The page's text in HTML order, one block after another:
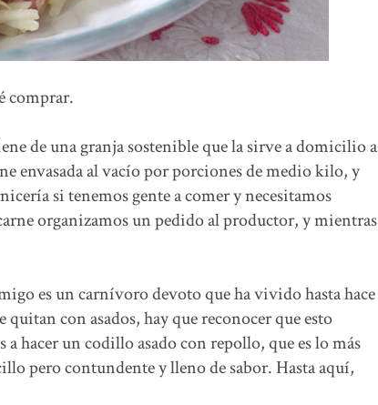
comprar.
de una granja sostenible que la sirve a domicilio a
envasada al vacío por porciones de medio kilo, y
si tenemos gente a comer y necesitamos
organizamos un pedido al productor, y mientras
es un carnívoro devoto que ha vivido hasta hace
con asados, hay que reconocer que esto
hacer un codillo asado con repollo, que es lo más
pero contundente y lleno de sabor. Hasta aquí,